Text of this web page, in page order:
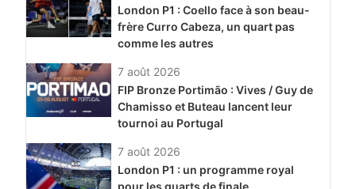
London P1 : Coello face à son beau-
frère Curro Cabeza, un quart pas
comme les autres
FIP Bronze Portimão : Vives / Guy de
Chamisso et Buteau lancent leur
tournoi au Portugal
7 août 2026
London P1 : un programme royal
7 août 2026